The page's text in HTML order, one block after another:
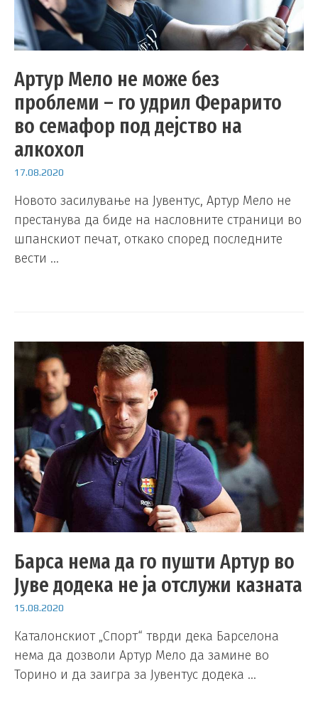
Артур Мело не може без
проблеми – го удрил Ферарито
во семафор под дејство на
алкохол
17.08.2020
Новото засилување на Јувентус, Артур Мело не
престанува да биде на насловните страници во
шпанскиот печат, откако според последните
вести …
Барса нема да го пушти Артур во
Јуве додека не ја отслужи казната
15.08.2020
Каталонскиот „Спорт“ тврди дека Барселона
нема да дозволи Артур Мело да замине во
Торино и да заигра за Јувентус додека …